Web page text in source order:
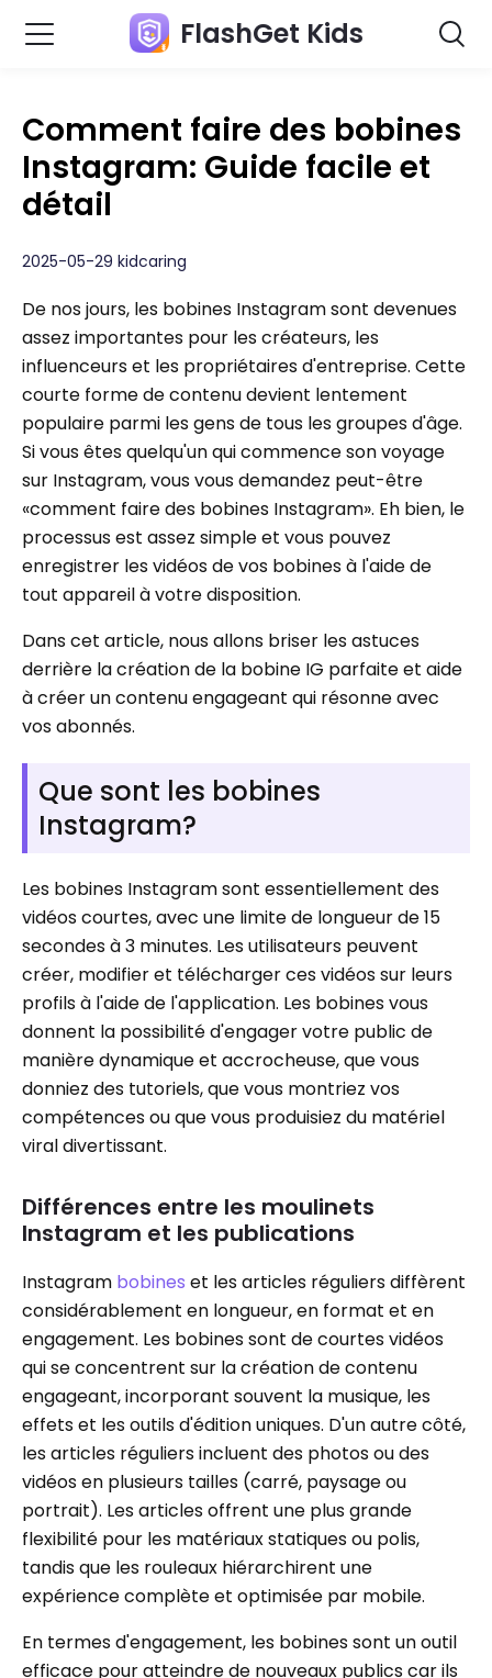
FlashGet Kids
Comment faire des bobines
Instagram: Guide facile et
détail
2025-05-29 kidcaring
De nos jours, les bobines Instagram sont devenues
assez importantes pour les créateurs, les
influenceurs et les propriétaires d'entreprise. Cette
courte forme de contenu devient lentement
populaire parmi les gens de tous les groupes d'âge.
Si vous êtes quelqu'un qui commence son voyage
sur Instagram, vous vous demandez peut-être
«comment faire des bobines Instagram». Eh bien, le
processus est assez simple et vous pouvez
enregistrer les vidéos de vos bobines à l'aide de
tout appareil à votre disposition.
Dans cet article, nous allons briser les astuces
derrière la création de la bobine IG parfaite et aide
à créer un contenu engageant qui résonne avec
vos abonnés.
Que sont les bobines
Instagram?
Les bobines Instagram sont essentiellement des
vidéos courtes, avec une limite de longueur de 15
secondes à 3 minutes. Les utilisateurs peuvent
créer, modifier et télécharger ces vidéos sur leurs
profils à l'aide de l'application. Les bobines vous
donnent la possibilité d'engager votre public de
manière dynamique et accrocheuse, que vous
donniez des tutoriels, que vous montriez vos
compétences ou que vous produisiez du matériel
viral divertissant.
Différences entre les moulinets
Instagram et les publications
Instagram bobines et les articles réguliers diffèrent
considérablement en longueur, en format et en
engagement. Les bobines sont de courtes vidéos
qui se concentrent sur la création de contenu
engageant, incorporant souvent la musique, les
effets et les outils d'édition uniques. D'un autre côté,
les articles réguliers incluent des photos ou des
vidéos en plusieurs tailles (carré, paysage ou
portrait). Les articles offrent une plus grande
flexibilité pour les matériaux statiques ou polis,
tandis que les rouleaux hiérarchirent une
expérience complète et optimisée par mobile.
En termes d'engagement, les bobines sont un outil
efficace pour atteindre de nouveaux publics car ils